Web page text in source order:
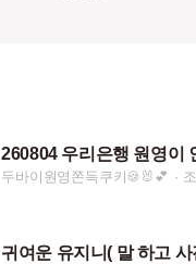
260804 우리은행 원영이
두바이원영쫀득쿠키🍪🐰💕